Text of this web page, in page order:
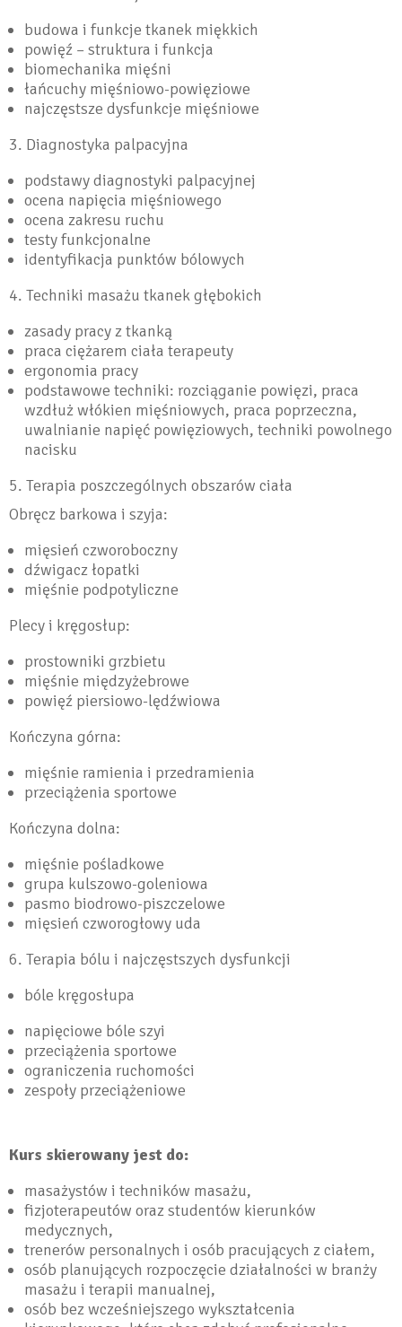
budowa i funkcje tkanek miękkich
powięź – struktura i funkcja
biomechanika mięśni
łańcuchy mięśniowo-powięziowe
najczęstsze dysfunkcje mięśniowe
3. Diagnostyka palpacyjna
podstawy diagnostyki palpacyjnej
ocena napięcia mięśniowego
ocena zakresu ruchu
testy funkcjonalne
identyfikacja punktów bólowych
4. Techniki masażu tkanek głębokich
zasady pracy z tkanką
praca ciężarem ciała terapeuty
ergonomia pracy
podstawowe techniki: rozciąganie powięzi, praca
wzdłuż włókien mięśniowych, praca poprzeczna,
uwalnianie napięć powięziowych, techniki powolnego
nacisku
5. Terapia poszczególnych obszarów ciała
Obręcz barkowa i szyja:
mięsień czworoboczny
dźwigacz łopatki
mięśnie podpotyliczne
Plecy i kręgosłup:
prostowniki grzbietu
mięśnie międzyżebrowe
powięź piersiowo-lędźwiowa
Kończyna górna:
mięśnie ramienia i przedramienia
przeciążenia sportowe
Kończyna dolna:
mięśnie pośladkowe
grupa kulszowo-goleniowa
pasmo biodrowo-piszczelowe
mięsień czworogłowy uda
6. Terapia bólu i najczęstszych dysfunkcji
bóle kręgosłupa
napięciowe bóle szyi
przeciążenia sportowe
ograniczenia ruchomości
zespoły przeciążeniowe
Kurs skierowany jest do:
masażystów i techników masażu,
fizjoterapeutów oraz studentów kierunków
medycznych,
trenerów personalnych i osób pracujących z ciałem,
osób planujących rozpoczęcie działalności w branży
masażu i terapii manualnej,
osób bez wcześniejszego wykształcenia